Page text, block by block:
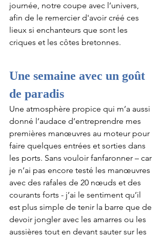
journée, notre coupe avec l’univers,
afin de le remercier d'avoir créé ces
lieux si enchanteurs que sont les
criques et les côtes bretonnes.
Une semaine avec un goût
de paradis
Une atmosphère propice qui m’a aussi
donné l’audace d’entreprendre mes
premières manœuvres au moteur pour
faire quelques entrées et sorties dans
les ports. Sans vouloir fanfaronner – car
je n’ai pas encore testé les manœuvres
avec des rafales de 20 nœuds et des
courants forts - j’ai le sentiment qu’il
est plus simple de tenir la barre que de
devoir jongler avec les amarres ou les
aussières tout en devant sauter sur les